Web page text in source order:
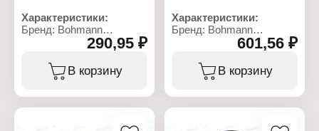
Характеристики:
Бренд: Bohmann
Артикул: ВН-8832
Измельчитель для
специй
290,95 ₽
В корзину
Характеристики:
Бренд: Bohmann
Артикул: ВН-7801
Измельчитель для
специй
601,56 ₽
В корзину